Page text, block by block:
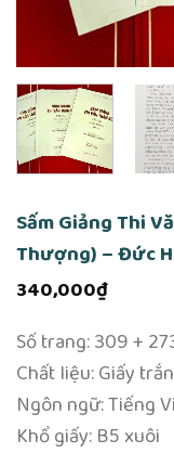
Sấm Giảng Thi
Thượng) – Đức
340,000₫
Số trang: 309 +
Chất liệu: Giấy
Ngôn ngữ: Tiếng
Khổ giấy: B5 xuôi